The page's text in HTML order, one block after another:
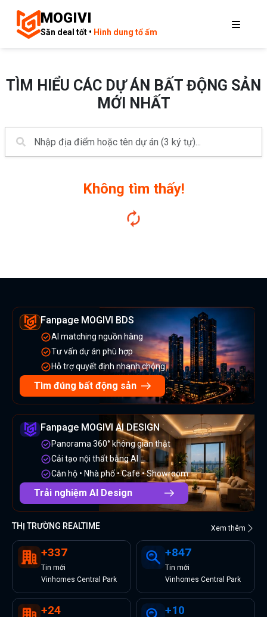
MOGIVI
Săn deal tốt • Hình dung tổ ấm
TÌM HIỂU CÁC DỰ ÁN BẤT ĐỘNG SẢN
MỚI NHẤT
Không tìm thấy!
Fanpage MOGIVI BDS
AI matching nguồn hàng
Tư vấn dự án phù hợp
Hỗ trợ quyết định nhanh chóng
Tìm đúng bất động sản
Fanpage MOGIVI AI DESIGN
Panorama 360° không gian thật
Cải tạo nội thất bằng AI
Căn hộ • Nhà phố • Cafe • Showroom
Trải nghiệm AI Design
THỊ TRƯỜNG REALTIME Xem thêm
+337
Tin mới
Vinhomes Central Park
+847
Tin mới
Vinhomes Central Park
+24 +10